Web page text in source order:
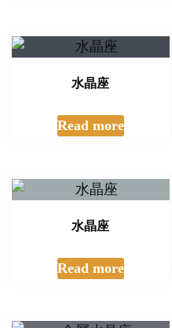
水晶座
Read more
水晶座
Read more